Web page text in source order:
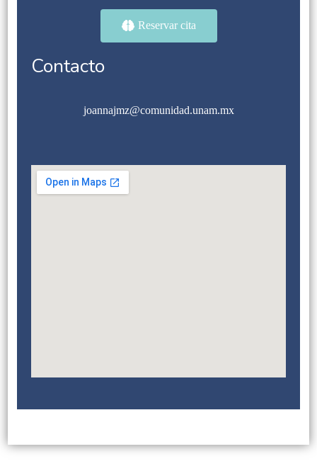
Reservar cita
Contacto
joannajmz@comunidad.unam.mx